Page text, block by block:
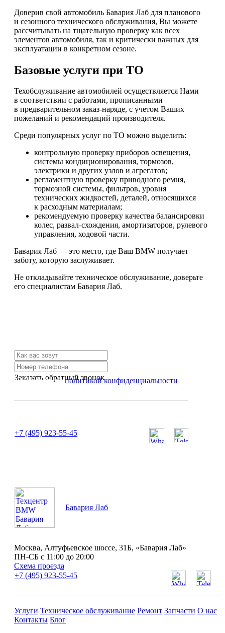
Доверив свой автомобиль Бавария Лаб для планового
и сезонного технического обслуживания, Вы можете
рассчитывать на тщательную проверку как всех
элементов автомобиля, так и критически важных для
эксплуатации в конкретном сезоне.
Базовые услуги при ТО
Техобслуживание автомобилей осуществляется Нами
в соответствии с работами, прописанными
в предварительном заказ-наряде, с учетом Ваших
пожеланий и рекомендаций производителя.
Среди популярных услуг по ТО можно выделить:
контрольную проверку приборов освещения,
системы кондиционирования, тормозов,
электрики и других узлов и агрегатов;
регламентную проверку приводного ремня,
тормозной системы, фильтров, уровня
технических жидкостей, деталей, относящихся
к расходным материалам;
рекомендуемую проверку качества балансировки
колес, развал-схождения, амортизаторов, рулевого
управления, ходовой части.
Бавария Лаб — это место, где Ваш BMW получает
заботу, которую заслуживает.
Не откладывайте техническое обслуживание, доверьте
его специалистам Бавария Лаб.
Заказать обратный звонок
Я согласен сполитикой конфиденциальности
+7 (495) 923-55-45
Бавария Лаб
Москва, Алтуфьевское шоссе, 31Б, «Бавария Лаб»
ПН-СБ с 11:00 до 20:00
Схема проезда
+7 (495) 923-55-45
Услуги Техническое обслуживание Ремонт Запчасти О нас
Контакты Блог